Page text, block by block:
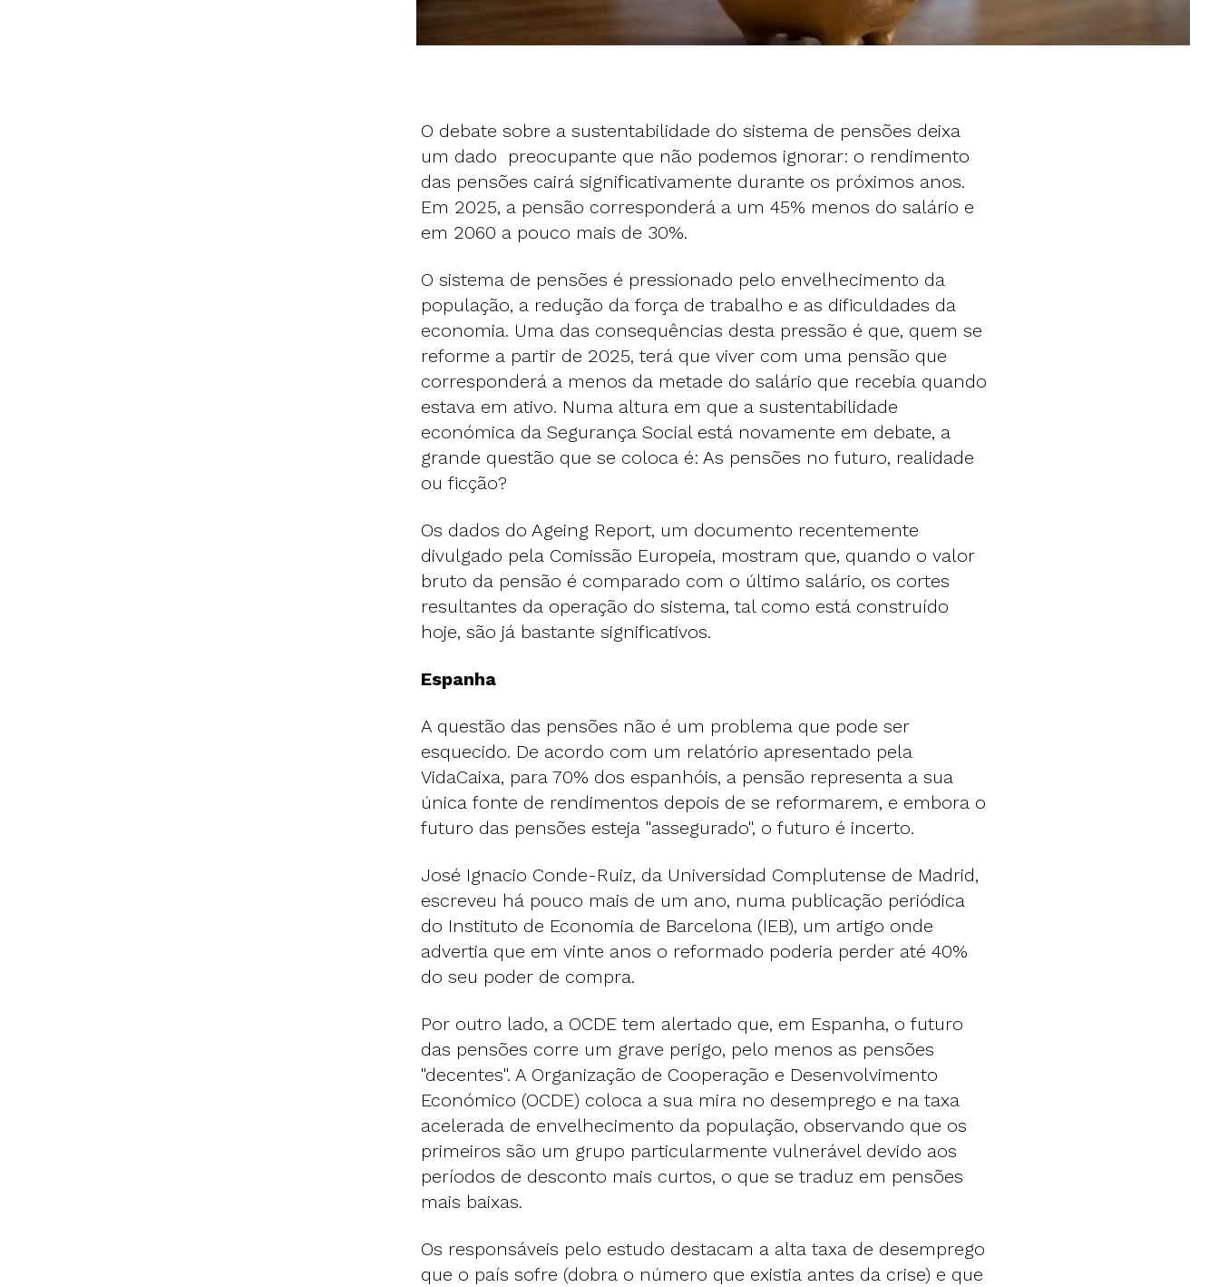
O debate sobre a sustentabilidade do sistema de pensões deixa
um dado preocupante que não podemos ignorar: o rendimento
das pensões cairá significativamente durante os próximos anos.
Em 2025, a pensão corresponderá a um 45% menos do salário e
em 2060 a pouco mais de 30%.
O sistema de pensões é pressionado pelo envelhecimento da
população, a redução da força de trabalho e as dificuldades da
economia. Uma das consequências desta pressão é que, quem se
reforme a partir de 2025, terá que viver com uma pensão que
corresponderá a menos da metade do salário que recebia quando
estava em ativo. Numa altura em que a sustentabilidade
económica da Segurança Social está novamente em debate, a
grande questão que se coloca é: As pensões no futuro, realidade
ou ficção?
Os dados do Ageing Report, um documento recentemente
divulgado pela Comissão Europeia, mostram que, quando o valor
bruto da pensão é comparado com o último salário, os cortes
resultantes da operação do sistema, tal como está construído
hoje, são já bastante significativos.
Espanha
A questão das pensões não é um problema que pode ser
esquecido. De acordo com um relatório apresentado pela
VidaCaixa, para 70% dos espanhóis, a pensão representa a sua
única fonte de rendimentos depois de se reformarem, e embora o
futuro das pensões esteja "assegurado", o futuro é incerto.
José Ignacio Conde-Ruiz, da Universidad Complutense de Madrid,
escreveu há pouco mais de um ano, numa publicação periódica
do Instituto de Economia de Barcelona (IEB), um artigo onde
advertia que em vinte anos o reformado poderia perder até 40%
do seu poder de compra.
Por outro lado, a OCDE tem alertado que, em Espanha, o futuro
das pensões corre um grave perigo, pelo menos as pensões
"decentes". A Organização de Cooperação e Desenvolvimento
Económico (OCDE) coloca a sua mira no desemprego e na taxa
acelerada de envelhecimento da população, observando que os
primeiros são um grupo particularmente vulnerável devido aos
períodos de desconto mais curtos, o que se traduz em pensões
mais baixas.
Os responsáveis ​​pelo estudo destacam a alta taxa de desemprego
que o país sofre (dobra o número que existia antes da crise) e que